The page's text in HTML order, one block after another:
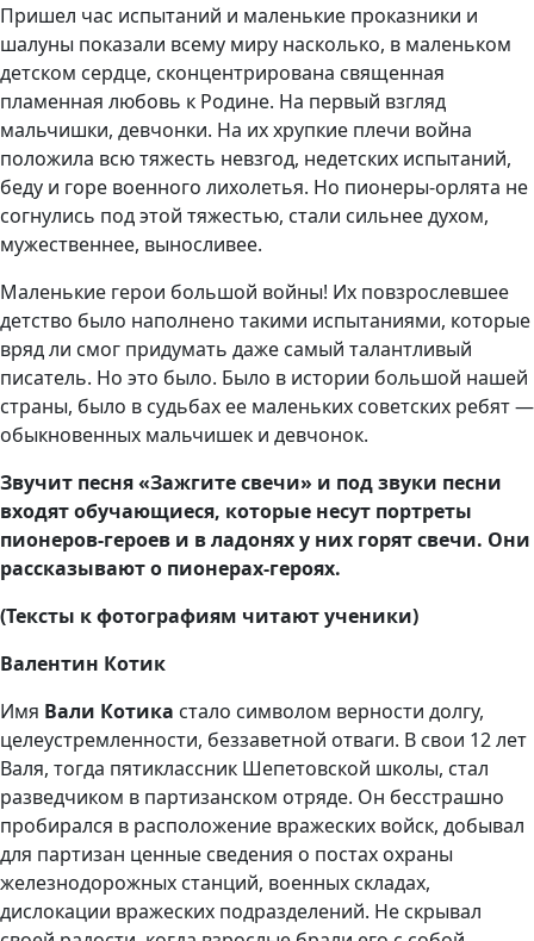
Пришел час испытаний и маленькие проказники и
шалуны показали всему миру насколько, в маленьком
детском сердце, сконцентрирована священная
пламенная любовь к Родине. На первый взгляд
мальчишки, девчонки. На их хрупкие плечи война
положила всю тяжесть невзгод, недетских испытаний,
беду и горе военного лихолетья. Но пионеры-орлята не
согнулись под этой тяжестью, стали сильнее духом,
мужественнее, выносливее.
Маленькие герои большой войны! Их повзрослевшее
детство было наполнено такими испытаниями, которые
вряд ли смог придумать даже самый талантливый
писатель. Но это было. Было в истории большой нашей
страны, было в судьбах ее маленьких советских ребят —
обыкновенных мальчишек и девчонок.
Звучит песня «Зажгите свечи» и под звуки песни
входят обучающиеся, которые несут портреты
пионеров-героев и в ладонях у них горят свечи. Они
рассказывают о пионерах-героях.
(Тексты к фотографиям читают ученики)
Валентин Котик
Имя Вали Котика стало символом верности долгу,
целеустремленности, беззаветной отваги. В свои 12 лет
Валя, тогда пятиклассник Шепетовской школы, стал
разведчиком в партизанском отряде. Он бесстрашно
пробирался в расположение вражеских войск, добывал
для партизан ценные сведения о постах охраны
железнодорожных станций, военных складах,
дислокации вражеских подразделений. Не скрывал